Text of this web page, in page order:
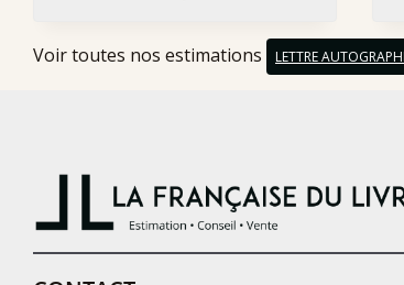
Voir toutes nos estimations LETTRE